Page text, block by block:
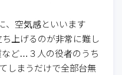
、空気感といいます
上げるのが非常に難し
など…３人の役者のうち
しまうだけで全部台無